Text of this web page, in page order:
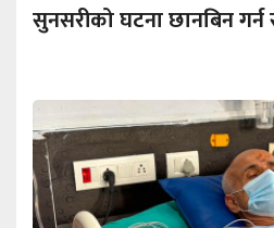
सुनसरीको घटना छानबिन